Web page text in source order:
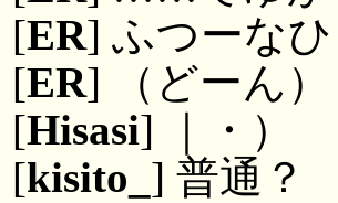
[ER] ふつーな
[ER] （どーん）
[Hisasi] ｜・）
[kisito_ ] 普通？